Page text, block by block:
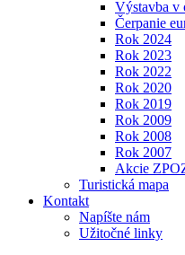
Výstavba v
Čerpanie
Rok 2024
Rok 2023
Rok 2022
Rok 2020
Rok 2019
Rok 2009
Rok 2008
Rok 2007
Akcie
Turistická mapa
Kontakt
Napíšte nám
Užitočné linky